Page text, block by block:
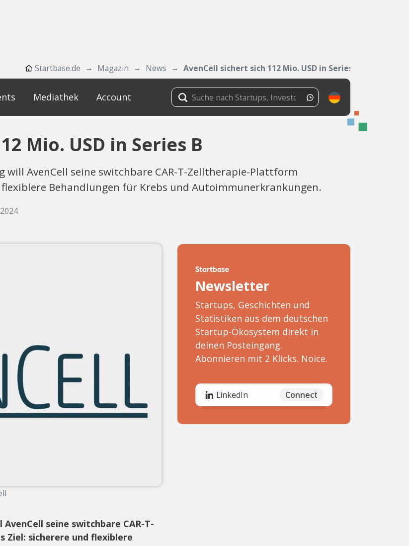
Startbase.de Magazin News AvenCell sichert sich 112 Mio. USD in Series B
Mediathek Account
Mio. USD in Series B
AvenCell seine switchbare CAR-T-Zelltherapie-Plattform
Behandlungen für Krebs und Autoimmunerkrankungen.
seine switchbare CAR-T-
sicherere und flexiblere
Newsletter
Startups, Geschichten und
Statistiken aus dem deutschen
Startup-Ökosystem direkt in
deinen Posteingang.
Abonnieren mit 2 Klicks. Noice.
LinkedIn Connect